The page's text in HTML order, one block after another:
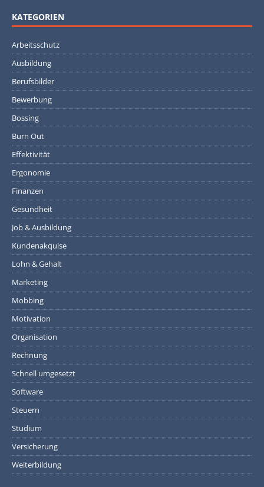
KATEGORIEN
Arbeitsschutz
Ausbildung
Berufsbilder
Bewerbung
Bossing
Burn Out
Effektivität
Ergonomie
Finanzen
Gesundheit
Job & Ausbildung
Kundenakquise
Lohn & Gehalt
Marketing
Mobbing
Motivation
Organisation
Rechnung
Schnell umgesetzt
Software
Steuern
Studium
Versicherung
Weiterbildung